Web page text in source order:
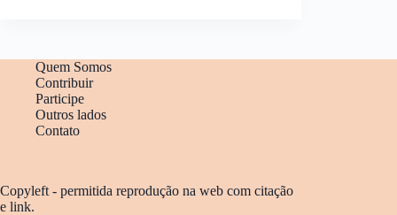
Quem Somos
Contribuir
Participe
Outros lados
Contato
Copyleft - permitida reprodução na web com citação
e link.